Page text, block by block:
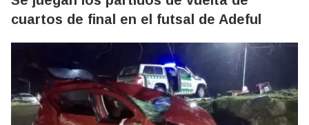
cuartos de final en el futsal de Adeful